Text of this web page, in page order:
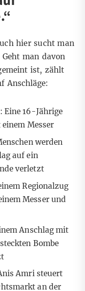
hier sucht man
man davon
ist, zählt
Anschläge:
Eine 16-Jährige
Messer
werden
auf ein
verletzt
Regionalzug
Messer und
Anschlag mit
Bombe
Amri steuert
an der